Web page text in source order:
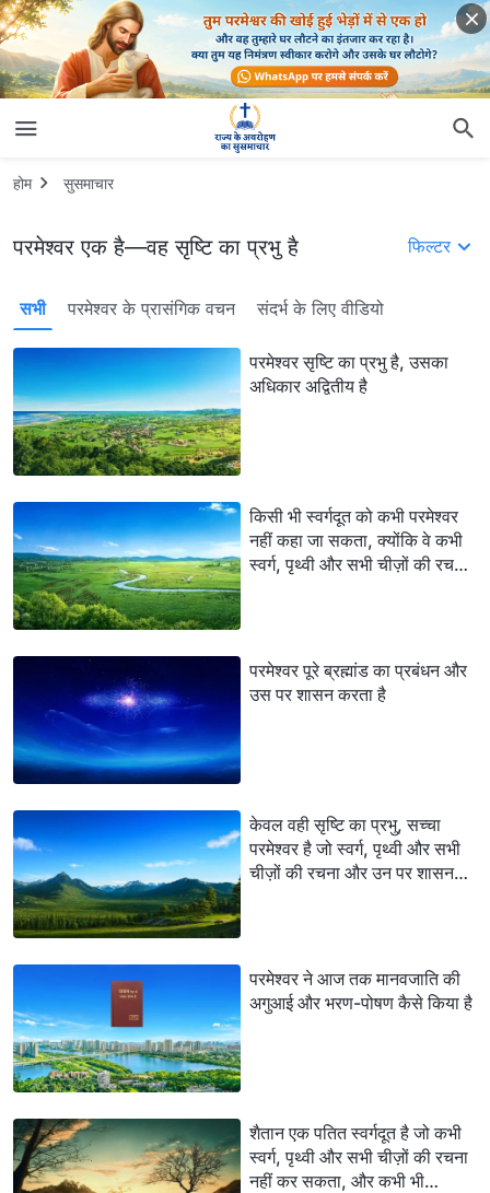
होम सुसमाचार
परमेश्वर एक है—वह सृष्टि का प्रभु है फिल्टर
सभी परमेश्वर के प्रासंगिक वचन संदर्भ के लिए वीडियो
परमेश्वर सृष्टि का प्रभु है, उसका
अधिकार अद्वितीय है
किसी भी स्वर्गदूत को कभी परमेश्वर
नहीं कहा जा सकता, क्योंकि वे कभी
स्वर्ग, पृथ्वी और सभी चीज़ों की रचना
परमेश्वर पूरे ब्रह्मांड का प्रबंधन और
उस पर शासन करता है
केवल वही सृष्टि का प्रभु, सच्चा
परमेश्वर है जो स्वर्ग, पृथ्वी और सभी
चीज़ों की रचना और उन पर शासन
परमेश्वर ने आज तक मानवजाति की
अगुआई और भरण-पोषण कैसे किया है
शैतान एक पतित स्वर्गदूत है जो कभी
स्वर्ग, पृथ्वी और सभी चीज़ों की रचना
नहीं कर सकता, और कभी भी